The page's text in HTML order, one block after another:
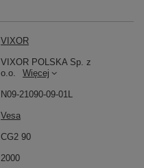
VIXOR
VIXOR POLSKA Sp. z
o.o.
Więcej
N09-21090-09-01L
Vesa
CG2 90
2000